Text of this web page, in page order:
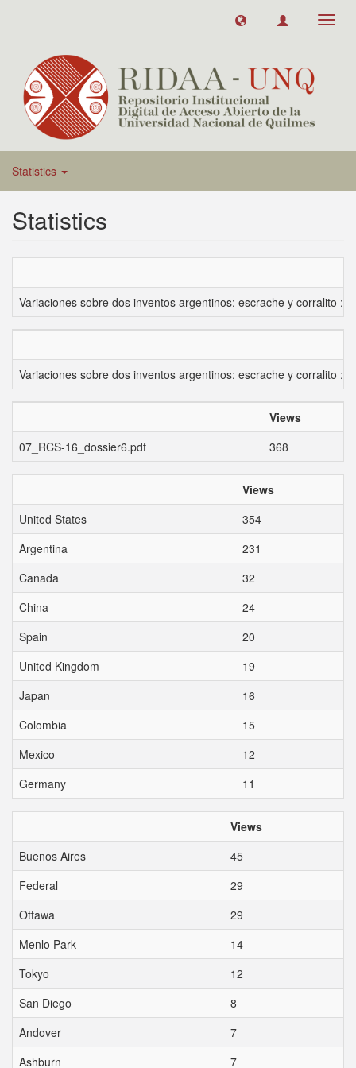
Statistics
Statistics
Variaciones sobre dos inventos argentinos: escrache y corralito :
Variaciones sobre dos inventos argentinos: escrache y corralito :
Views
07_RCS-16_dossier6.pdf
368
Views
United States
354
Argentina
231
Canada
32
China
24
Spain
20
United Kingdom
19
Japan
16
Colombia
15
Mexico
12
Germany
11
Views
Buenos Aires
45
Federal
29
Ottawa
29
Menlo Park
14
Tokyo
12
San Diego
8
Andover
7
Ashburn
7